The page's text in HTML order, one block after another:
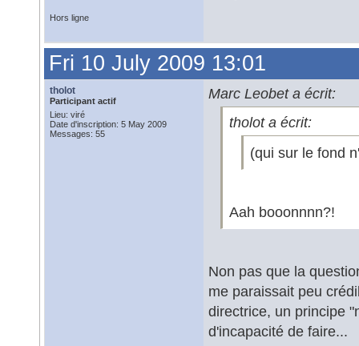
Hors ligne
Fri 10 July 2009 13:01
tholot
Participant actif
Lieu: viré
Date d'inscription: 5 May 2009
Messages: 55
Marc Leobet a écrit:
tholot a écrit:
(qui sur le fond
Aah booonnnn?!
Non pas que la
me paraissait peu
directrice, un principe
d'incapacité de faire...